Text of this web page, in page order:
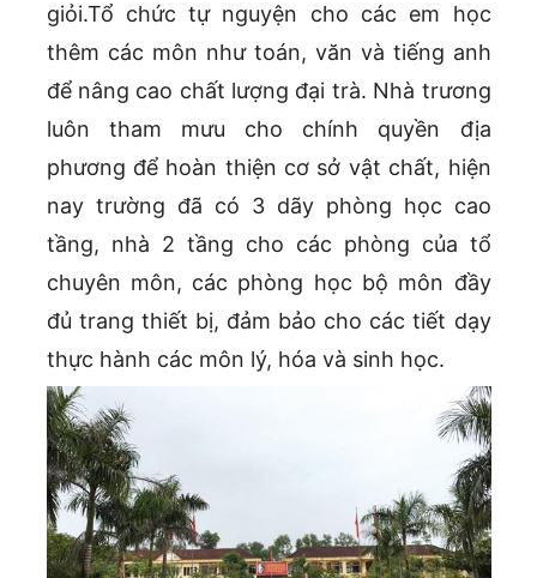
giỏi.Tổ chức tự nguyện cho các em học
thêm các môn như toán, văn và tiếng anh
để nâng cao chất lượng đại trà. Nhà trương
luôn tham mưu cho chính quyền địa
phương để hoàn thiện cơ sở vật chất, hiện
nay trường đã có 3 dãy phòng học cao
tầng, nhà 2 tầng cho các phòng của tổ
chuyên môn, các phòng học bộ môn đầy
đủ trang thiết bị, đảm bảo cho các tiết dạy
thực hành các môn lý, hóa và sinh học.